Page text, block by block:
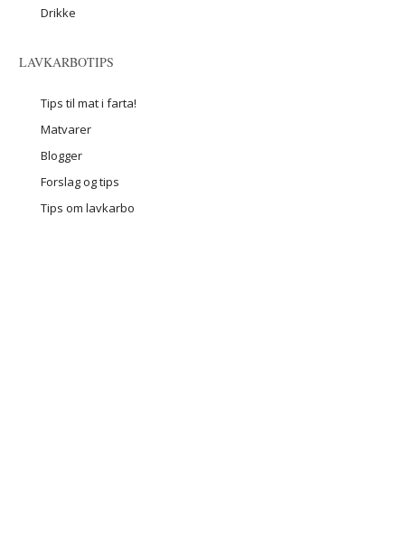
Drikke
LAVKARBOTIPS
Tips til mat i farta!
Matvarer
Blogger
Forslag og tips
Tips om lavkarbo